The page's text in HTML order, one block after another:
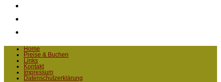
Home
Preise & Buchen
Links
Kontakt
Impressum
Datenschutzerklärung